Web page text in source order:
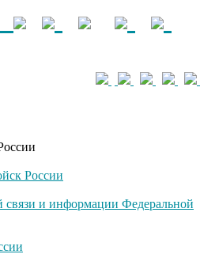
России
и информации Федеральной